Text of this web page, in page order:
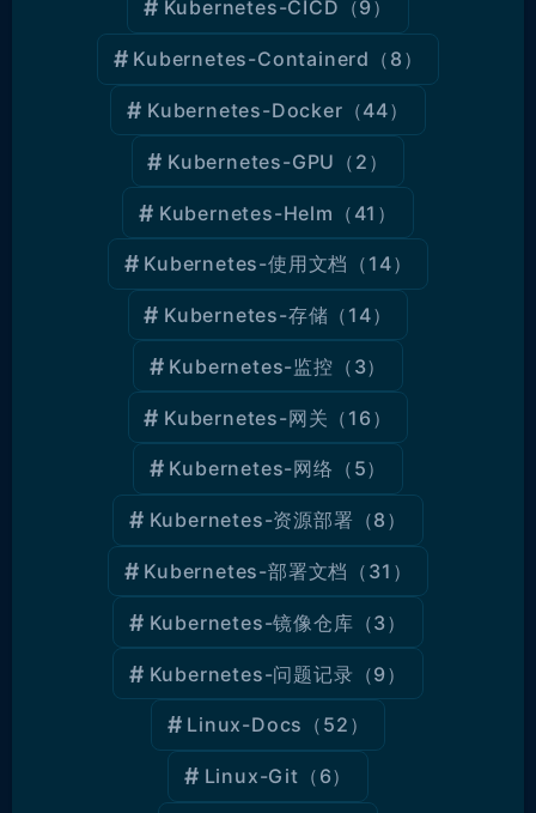
留言
Kubernetes-CICD （9）
Kubernetes-Containerd （8）
Kubernetes-Docker （44）
Kubernetes-GPU （2）
Kubernetes-Helm （41）
Kubernetes-使用文档 （14）
Kubernetes-存储 （14）
Kubernetes-监控 （3）
Kubernetes-网关 （16）
Kubernetes-网络 （5）
Kubernetes-资源部署 （8）
Kubernetes-部署文档 （31）
Kubernetes-镜像仓库 （3）
Kubernetes-问题记录 （9）
Linux-Docs （52）
Linux-Git （6）